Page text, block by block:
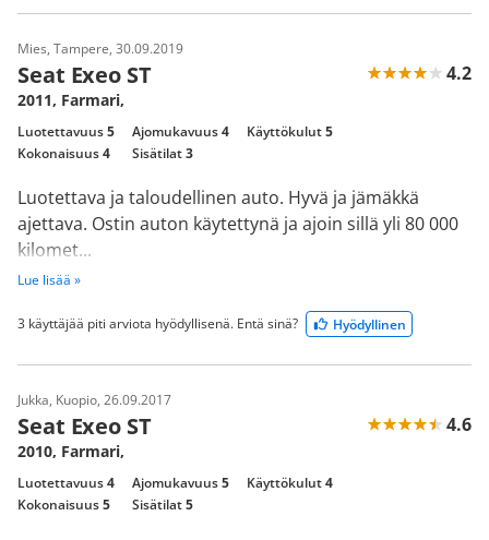
Mies, Tampere, 30.09.2019
Seat Exeo ST 4.2
2011, Farmari,
Luotettavuus5 Ajomukavuus4 Käyttökulut5
Kokonaisuus4 Sisätilat3
Luotettava ja taloudellinen auto. Hyvä ja jämäkkä
ajettava. Ostin auton käytettynä ja ajoin sillä yli 80 000
kilomet...
Lue lisää »
3 käyttäjää piti arviota hyödyllisenä. Entä sinä? Hyödyllinen
Jukka, Kuopio, 26.09.2017
Seat Exeo ST 4.6
2010, Farmari,
Luotettavuus4 Ajomukavuus5 Käyttökulut4
Kokonaisuus5 Sisätilat5